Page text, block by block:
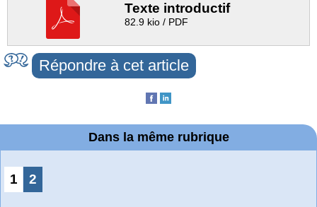
Texte introductif
82.9 kio / PDF
Répondre à cet article
Dans la même rubrique
1 2